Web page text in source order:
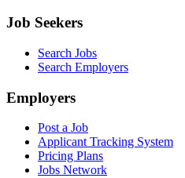
Job Seekers
Search Jobs
Search Employers
Employers
Post a Job
Applicant Tracking System
Pricing Plans
Jobs Network